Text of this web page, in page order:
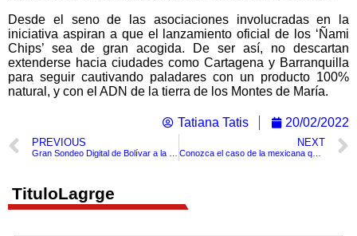
Desde el seno de las asociaciones involucradas en la
iniciativa aspiran a que el lanzamiento oficial de los ‘Ñami
Chips’ sea de gran acogida. De ser así, no descartan
extenderse hacia ciudades como Cartagena y Barranquilla
para seguir cautivando paladares con un producto 100%
natural, y con el ADN de la tierra de los Montes de María.
Tatiana Tatis 20/02/2022
PREVIOUS NEXT
Conozca el caso de la mexicana que fue abusada en Catar condenada cárcel y recibir 100 latigazos￼
TituloLagrge